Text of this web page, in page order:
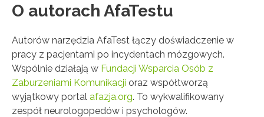
O autorach AfaTestu
Autorów narzędzia AfaTest łączy doświadczenie w
pracy z pacjentami po incydentach mózgowych.
Wspólnie działają w Fundacji Wsparcia Osób z
Zaburzeniami Komunikacji oraz współtworzą
wyjątkowy portal afazja.org. To wykwalifikowany
zespół neurologopedów i psychologów.